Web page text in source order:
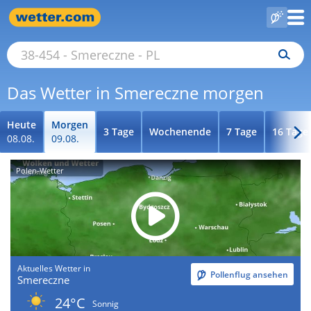
Das Wetter in Smereczne morgen
Heute
08.08.
Morgen
09.08.
3 Tage Wochenende 7 Tage 16 Tage
Polen-Wetter
Aktuelles Wetter in
Smereczne Pollenflug ansehen
24°C
Sonnig